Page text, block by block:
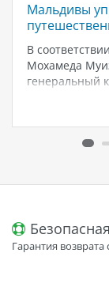
Мальдивы
В
Мохамеда
генеральный
форму
Гарантия возврата